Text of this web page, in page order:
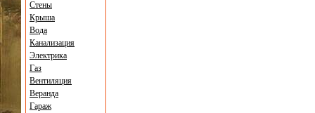
Стены
Крыша
Вода
Канализация
Электрика
Газ
Вентиляция
Веранда
Гараж